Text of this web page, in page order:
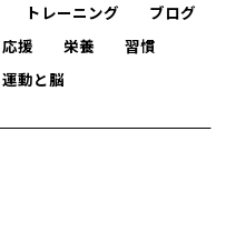
トレーニング
ブログ
応援 栄養
習慣
運動と脳